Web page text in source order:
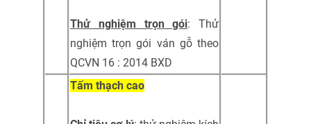
Thử nghiệm trọn gói: Thử
nghiệm trọn gói ván gỗ theo
QCVN 16 : 2014 BXD
Tấm thạch cao